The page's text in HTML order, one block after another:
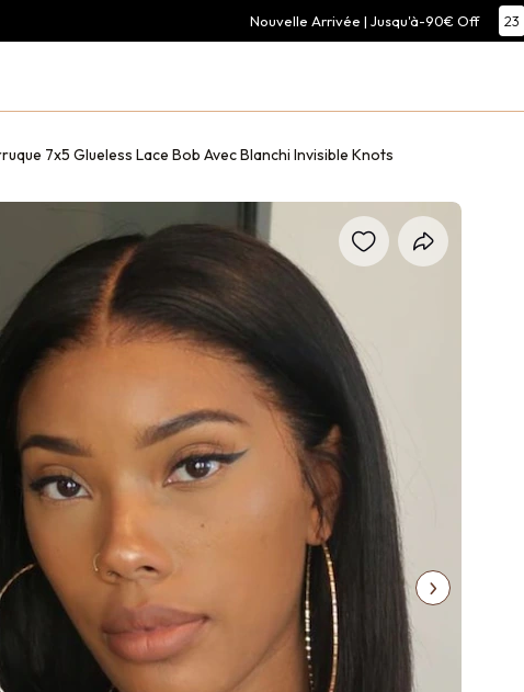
Nouvelle Arrivée | Jusqu'à-90€ Off 23
7x5 Glueless Lace Bob Avec Blanchi Invisible Knots